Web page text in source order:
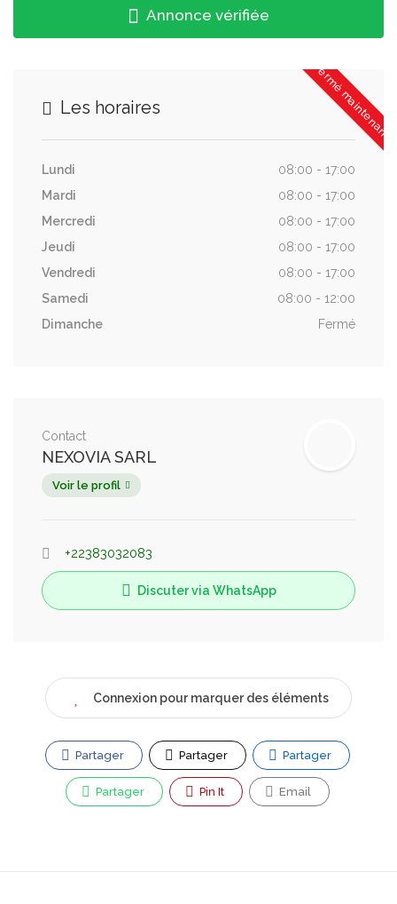
Annonce vérifiée
Fermé maintenant
Les horaires
Lundi
08:00 - 17:00
Mardi
08:00 - 17:00
Mercredi
08:00 - 17:00
Jeudi
08:00 - 17:00
Vendredi
08:00 - 17:00
Samedi
08:00 - 12:00
Dimanche
Fermé
Contact
NEXOVIA SARL
Voir le profil
+22383032083
Discuter via WhatsApp
Connexion pour marquer des éléments
Partager Partager Partager
Partager Pin It Email